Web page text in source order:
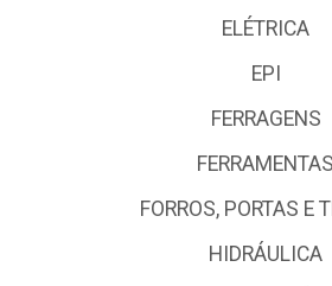
ELÉTRICA
EPI
FERRAGENS
FERRAMENTAS
FORROS, PORTAS E
HIDRÁULICA